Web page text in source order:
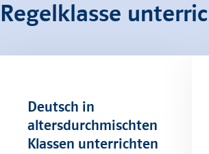
Regelklasse
Deutsch in
altersdurchmischten
Klassen unterrichten